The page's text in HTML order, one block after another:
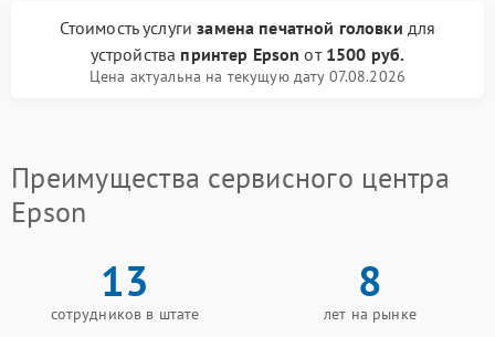
Стоимость услугизамена печатной головки для
устройства принтер Epson от 1500 руб.
Цена актуальна на текущую дату 07.08.2026
Преимущества сервисного центра
Epson
13
сотрудников в штате
8
лет на рынке